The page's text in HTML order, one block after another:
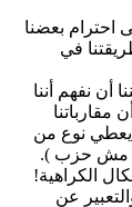
احترام بعضنا
في
أن نفهم أننا
مقارباتنا
يعطي نوع من
مش حزب ).
الكراهية!
عن